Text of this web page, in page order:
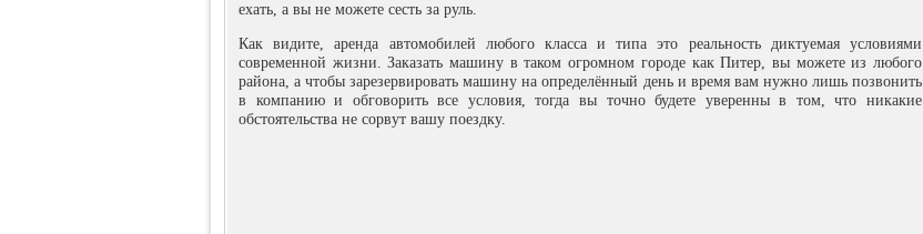
ехать, а вы не можете сесть за руль.
Как видите, аренда автомобилей любого класса и типа это реальность диктуемая условиями
современной жизни. Заказать машину в таком огромном городе как Питер, вы можете из любого
района, а чтобы зарезервировать машину на определённый день и время вам нужно лишь позвонить
в компанию и обговорить все условия, тогда вы точно будете уверенны в том, что никакие
обстоятельства не сорвут вашу поездку.